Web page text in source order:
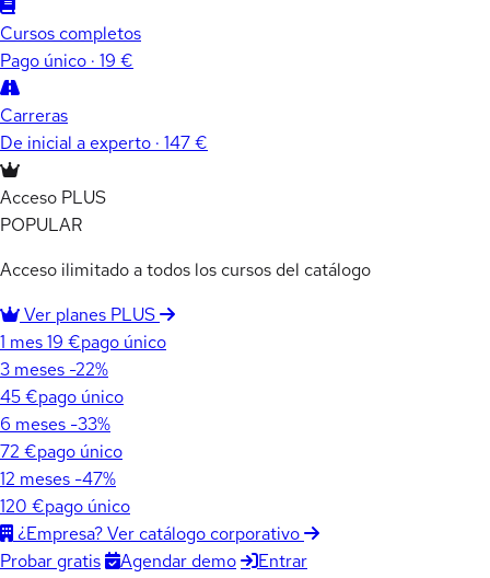
Cursos completos
Pago único · 19 €
Carreras
De inicial a experto · 147 €
Acceso PLUS
POPULAR
Acceso ilimitado a todos los cursos del catálogo
Ver planes PLUS
1 mes19 €pago único
3 meses -22%
45 €pago único
6 meses -33%
72 €pago único
12 meses -47%
120 €pago único
¿Empresa? Ver catálogo corporativo
Probar gratis
Agendar demo Entrar